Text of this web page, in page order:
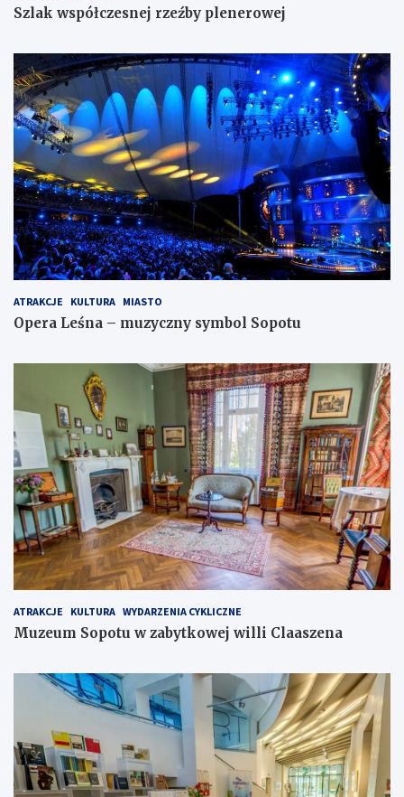
Szlak współczesnej rzeźby plenerowej
ATRAKCJE KULTURA MIASTO
Opera Leśna – muzyczny symbol Sopotu
ATRAKCJE KULTURA WYDARZENIA CYKLICZNE
Muzeum Sopotu w zabytkowej willi Claaszena